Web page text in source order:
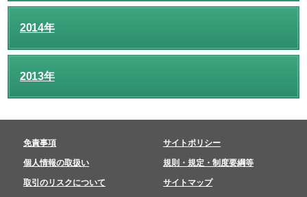
2014年
2013年
免責事項 サイトポリシー
個人情報の取扱い 規則・規定・制度要綱等
取引のリスクについて サイトマップ